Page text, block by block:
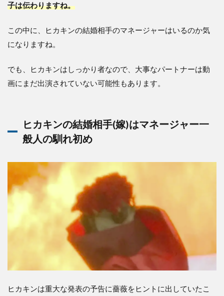
子は伝わりますね。
この中に、ヒカキンの結婚相手のマネージャーはいるのか気
になりますね。
でも、ヒカキンはしっかり者なので、大事なパートナーは動
画にまだ出演されていない可能性もあります。
ヒカキンの結婚相手(嫁)はマネージャー一
般人の馴れ初め
ヒカキンは重大な発表の予告に薔薇をヒントに出していたこ